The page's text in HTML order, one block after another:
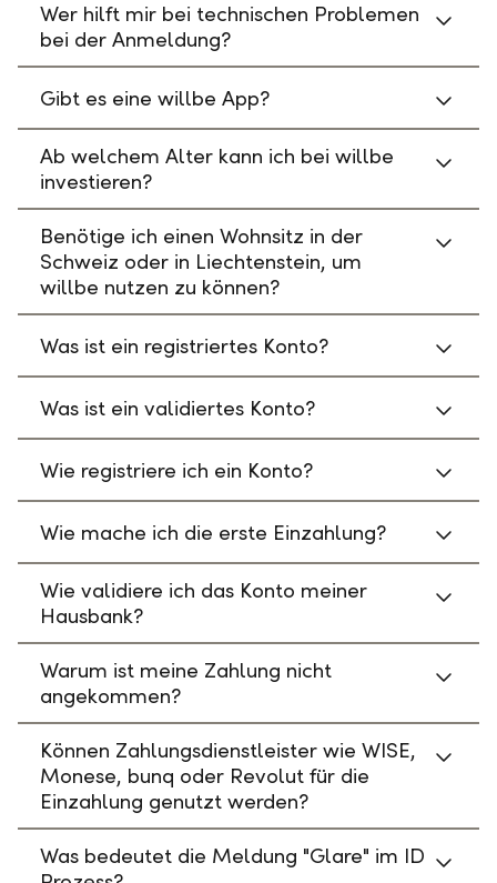
Wer hilft mir bei technischen Problemen
bei der Anmeldung?
Gibt es eine willbe App?
Ab welchem Alter kann ich bei willbe
investieren?
Benötige ich einen Wohnsitz in der
Schweiz oder in Liechtenstein, um
willbe nutzen zu können?
Was ist ein registriertes Konto?
Was ist ein validiertes Konto?
Wie registriere ich ein Konto?
Wie mache ich die erste Einzahlung?
Wie validiere ich das Konto meiner
Hausbank?
Warum ist meine Zahlung nicht
angekommen?
Können Zahlungsdienstleister wie WISE,
Monese, bunq oder Revolut für die
Einzahlung genutzt werden?
Was bedeutet die Meldung "Glare" im ID